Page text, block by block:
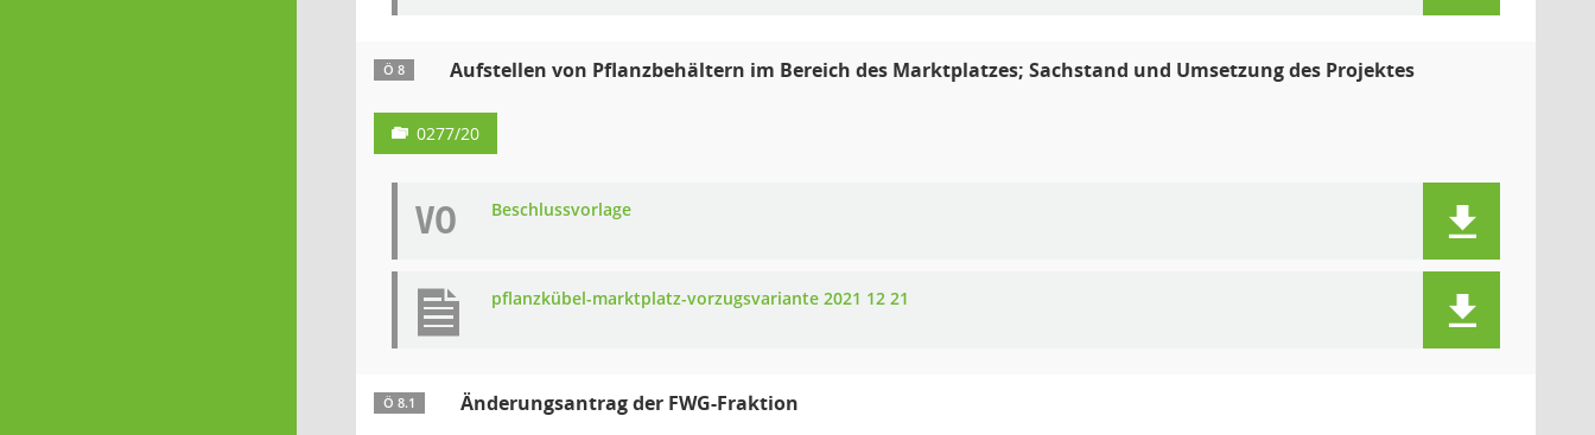
Ö 8 Aufstellen von Pflanzbehältern im Bereich des Marktplatzes; Sachstand und Umsetzung des Projektes
0277/20
VO Beschlussvorlage
pflanzkübel-marktplatz-vorzugsvariante 2021 12 21
Ö 8.1 Änderungsantrag der FWG-Fraktion